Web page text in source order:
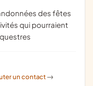
qui pourraient
un contact ->